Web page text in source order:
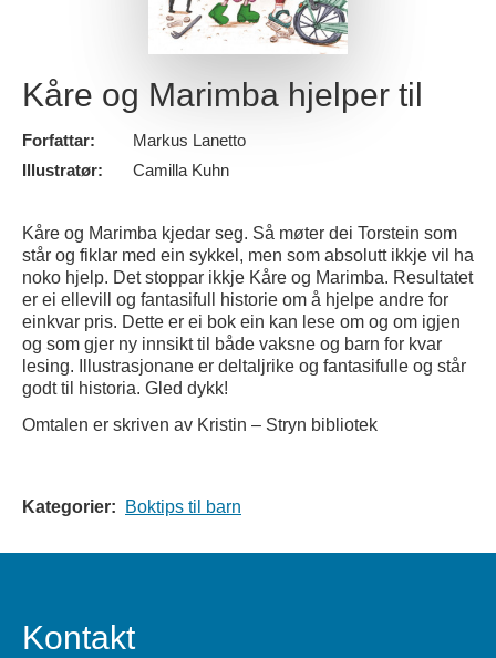
Kåre og Marimba hjelper til
Forfattar:
Markus Lanetto
Illustratør:
Camilla Kuhn
Kåre og Marimba kjedar seg. Så møter dei Torstein som
står og fiklar med ein sykkel, men som absolutt ikkje vil ha
noko hjelp. Det stoppar ikkje Kåre og Marimba. Resultatet
er ei ellevill og fantasifull historie om å hjelpe andre for
einkvar pris. Dette er ei bok ein kan lese om og om igjen
og som gjer ny innsikt til både vaksne og barn for kvar
lesing. Illustrasjonane er deltaljrike og fantasifulle og står
godt til historia. Gled dykk!
Omtalen er skriven av Kristin – Stryn bibliotek
Kategorier: Boktips til barn
Kontakt